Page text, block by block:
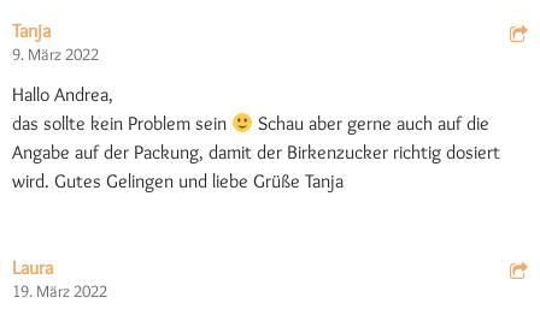
Tanja
9. März 2022
Hallo Andrea,
das sollte kein Problem sein
Schau aber gerne auch auf die
Angabe auf der Packung, damit der Birkenzucker richtig dosiert
wird. Gutes Gelingen und liebe Grüße Tanja
Laura
19. März 2022